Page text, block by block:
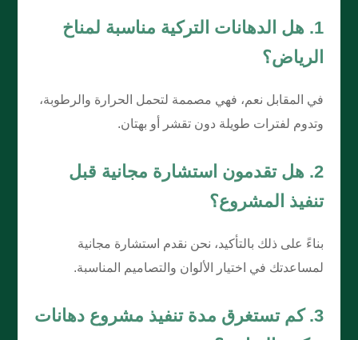
1. هل الدهانات التركية مناسبة لمناخ
الرياض؟
في المقابل نعم، فهي مصممة لتحمل الحرارة والرطوبة،
وتدوم لفترات طويلة دون تقشر أو بهتان.
2. هل تقدمون استشارة مجانية قبل
تنفيذ المشروع؟
بناءً على ذلك بالتأكيد، نحن نقدم استشارة مجانية
لمساعدتك في اختيار الألوان والتصاميم المناسبة.
3. كم تستغرق مدة تنفيذ مشروع دهانات